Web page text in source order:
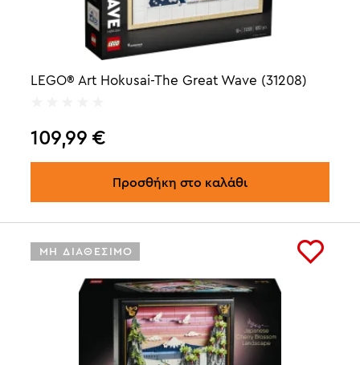
LEGO® Art Hokusai-The Great Wave (31208)
109,99 €
Προσθήκη στο καλάθι
ΜΗ ΔΙΑΘΕΣΙΜΟ